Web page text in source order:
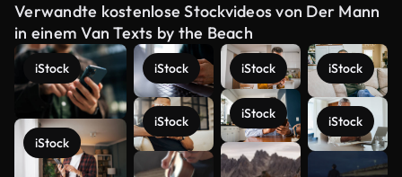
Verwandte kostenlose Stockvideos von Der Mann
in einem Van Texts by the Beach
iStock
iStock
iStock
iStock
iStock
iStock
iStock
iStock
Mehr